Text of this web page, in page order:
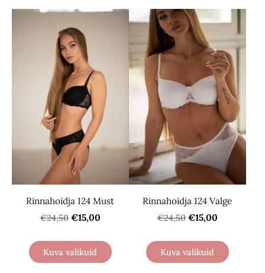
Rinnahoidja 124 Must
€24,50 €15,00
Kuva valikuid
Rinnahoidja 124 Valge
€24,50 €15,00
Kuva valikuid